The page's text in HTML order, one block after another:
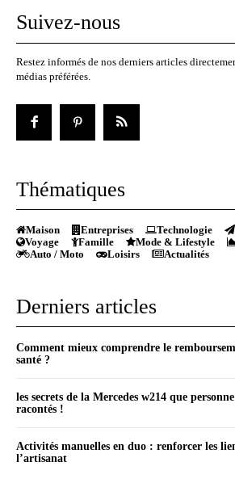
Suivez-nous
Restez informés de nos derniers articles
médias préférées.
Thématiques
Maison Entreprises Technologie
Voyage
Famille Mode & Lifestyle
Auto / Moto
Loisirs Actualités
Derniers articles
Comment mieux comprendre le
santé ?
les secrets de la Mercedes w214 que
racontés !
Activités manuelles en duo : renforcer les
l’artisanat